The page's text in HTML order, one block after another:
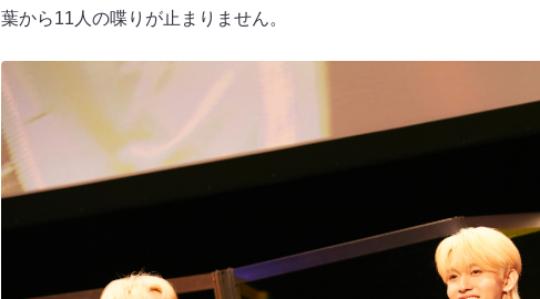
葉から11人の喋りが止まりません。